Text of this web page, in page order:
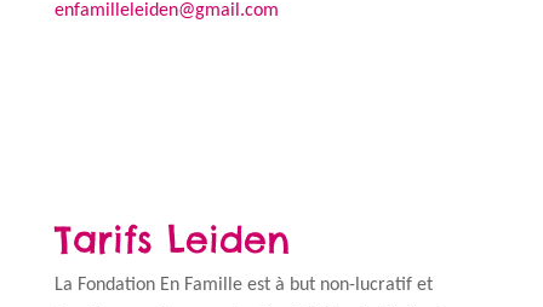
enfamilleleiden@gmail.com
Tarifs Leiden
La Fondation En Famille est à but non-lucratif et